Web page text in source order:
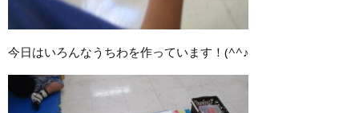
今日はいろんなうちわを作っています！(^^♪